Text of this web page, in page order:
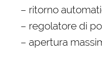
– ritorno
– regolatore di
– apertura